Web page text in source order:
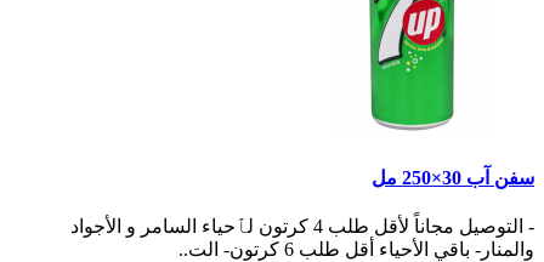
سفن آب 30×250 مل
- التوصيل مجاناً لأقل طلب 4 كرتون لٱحياء السامر و الأجواد
والمنار- باقي الأحياء أقل طلب 6 كرتون- الت..